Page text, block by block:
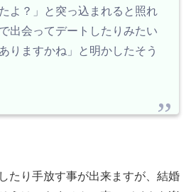
よ？」と突っ込まれると照れ
出会ってデートしたりみたい
りますかね」と明かしたそう
たり手放す事が出来ますが、結婚